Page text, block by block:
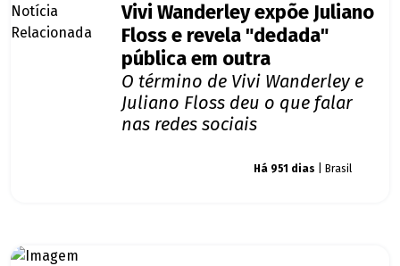
Vivi Wanderley expõe Juliano
Floss e revela "dedada"
pública em outra
O término de Vivi Wanderley e
Juliano Floss deu o que falar
nas redes sociais
Há 951 dias | Brasil